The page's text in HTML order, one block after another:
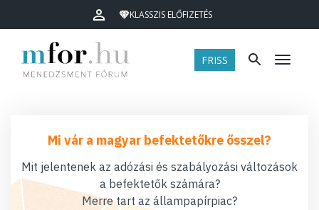
KLASSZIS ELŐFIZETÉS
FRISS Menü
Mi vár a magyar befektetőkre ősszel?
Mit jelentenek az adózási és szabályozási változások
a befektetők számára?
Merre tart az állampapírpiac?